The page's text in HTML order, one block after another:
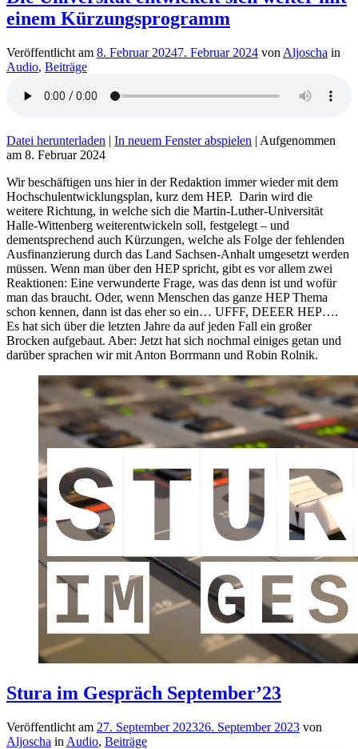
einem Kürzungsprogramm
Veröffentlicht am 8. Februar 20247. Februar 2024 von Aljoscha in
Audio, Beiträge
Datei herunterladen | In neuem Fenster abspielen | Aufgenommen
am 8. Februar 2024
Wir beschäftigen uns hier in der Redaktion immer wieder mit dem
Hochschulentwicklungsplan, kurz dem HEP. Darin wird die
weitere Richtung, in welche sich die Martin-Luther-Universität
Halle-Wittenberg weiterentwickeln soll, festgelegt – und
dementsprechend auch Kürzungen, welche als Folge der fehlenden
Ausfinanzierung durch das Land Sachsen-Anhalt umgesetzt werden
müssen. Wenn man über den HEP spricht, gibt es vor allem zwei
Reaktionen: Eine verwunderte Frage, was das denn ist und wofür
man das braucht. Oder, wenn Menschen das ganze HEP Thema
schon kennen, dann ist das eher so ein… UFFF, DEEER HEP….
Es hat sich über die letzten Jahre da auf jeden Fall ein großer
Brocken aufgebaut. Aber: Jetzt hat sich nochmal einiges getan und
darüber sprachen wir mit Anton Borrmann und Robin Rolnik.
Stura im Gespräch September’23
Veröffentlicht am 27. September 202326. September 2023 von
Aljoscha in Audio, Beiträge